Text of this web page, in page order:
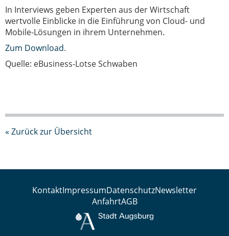
In Interviews geben Experten aus der Wirtschaft
wertvolle Einblicke in die Einführung von Cloud- und
Mobile-Lösungen in ihrem Unternehmen.
Zum Download.
Quelle: eBusiness-Lotse Schwaben
« Zurück zur Übersicht
KontaktImpressumDatenschutzNewsletter
AnfahrtAGB